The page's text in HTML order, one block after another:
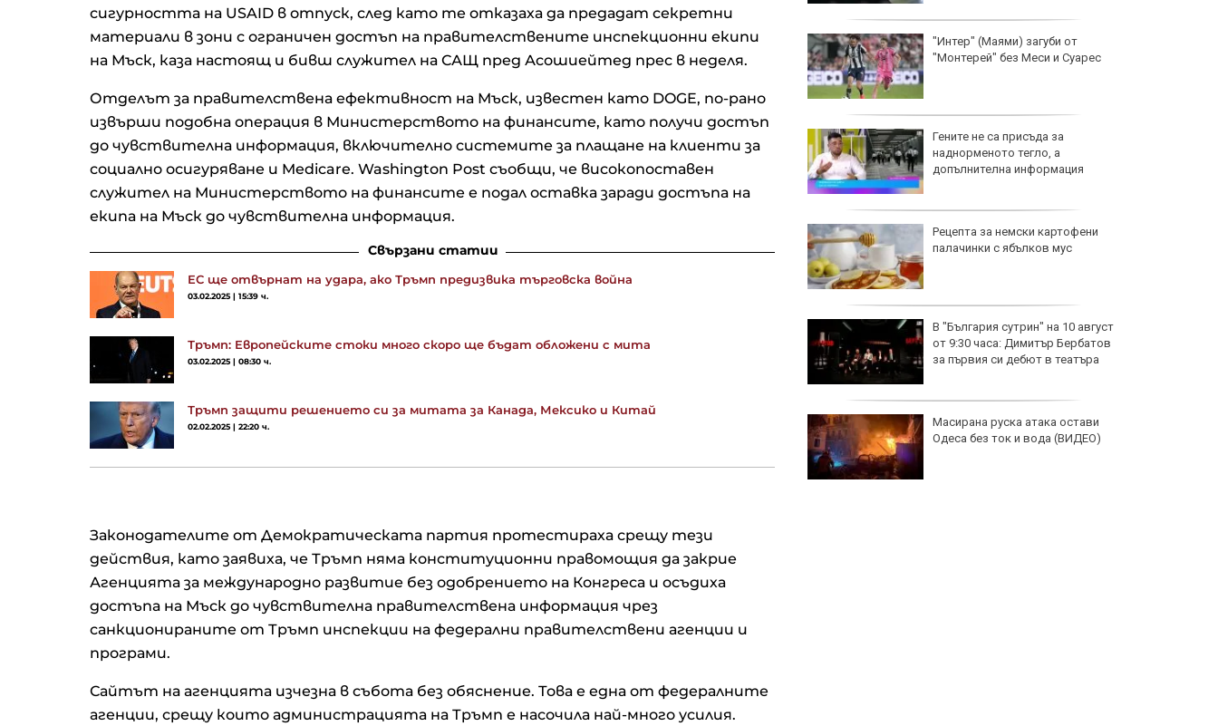
сигурността на USAID в отпуск, след като те отказаха да предадат секретни
материали в зони с ограничен достъп на правителствените инспекционни екипи
на Мъск, каза настоящ и бивш служител на САЩ пред Асошиейтед прес в неделя.
Отделът за правителствена ефективност на Мъск, известен като DOGE, по-рано
извърши подобна операция в Министерството на финансите, като получи достъп
до чувствителна информация, включително системите за плащане на клиенти за
социално осигуряване и Medicare. Washington Post съобщи, че високопоставен
служител на Министерството на финансите е подал оставка заради достъпа на
екипа на Мъск до чувствителна информация.
Свързани статии
ЕС ще отвърнат на удара, ако Тръмп предизвика търговска война
03.02.2025 | 15:39 ч.
Тръмп: Европейските стоки много скоро ще бъдат обложени с мита
03.02.2025 | 08:30 ч.
Тръмп защити решението си за митата за Канада, Мексико и Китай
02.02.2025 | 22:20 ч.
Законодателите от Демократическата партия протестираха срещу тези
действия, като заявиха, че Тръмп няма конституционни правомощия да закрие
Агенцията за международно развитие без одобрението на Конгреса и осъдиха
достъпа на Мъск до чувствителна правителствена информация чрез
санкционираните от Тръмп инспекции на федерални правителствени агенции и
програми.
Сайтът на агенцията изчезна в събота без обяснение. Това е една от федералните
агенции, срещу които администрацията на Тръмп е насочила най-много усилия.
Акция на седмицата: „Българска
фондова борса“ АД
Колко отворена е България към
световната икономика отвъд
ЕС?
снаряди от Турция, в сделката
"Интер" (Маями) загуби от
"Монтерей" без Меси и Суарес
Гените не са присъда за
наднорменото тегло, а
допълнителна информация
Рецепта за немски картофени
палачинки с ябълков мус
В "България сутрин" на 10 август
от 9:30 часа: Димитър Бербатов
за първия си дебют в театъра
Масирана руска атака остави
Одеса без ток и вода (ВИДЕО)